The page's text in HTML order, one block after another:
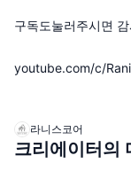
구독도눌러주시면
youtube.com/c/
라니스코어
크리에이터의